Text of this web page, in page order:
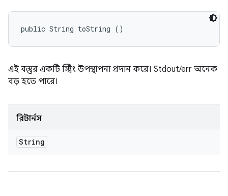
public String toString ()
এই বস্তুর একটি স্ট্রিং উপস্থাপনা প্রদান করে। Stdout/err অনেক
বড় হতে পারে।
রিটার্নস
String